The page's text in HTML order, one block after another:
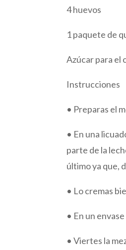
4 huevos
1 paquete de
Azúcar para el
Instrucciones
• Preparas el
• En una
parte de la
último ya que,
• Lo cremas
• En un
• Viertes la